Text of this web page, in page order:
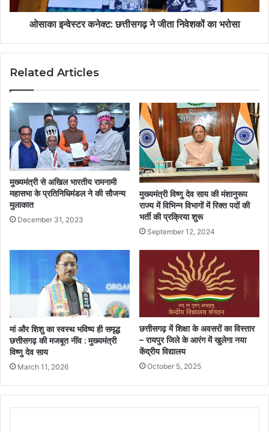
ओसाका इन्वेस्टर कनेक्ट: छत्तीसगढ़ ने जीता निवेशकों का भरोसा
Related Articles
मुख्यमंत्री से अखिल भारतीय रामनामी
महासभा के प्रतिनिधिमंडल ने की सौजन्य
मुलाकात
December 31, 2023
मुख्यमंत्री विष्णु देव साय की मंशानुरूप
राज्य में विभिन्न विभागों में रिक्त पदों की
भर्ती की प्रक्रिया शुरू
September 12, 2024
मां और शिशु का स्वस्थ भविष्य ही समृद्ध
छत्तीसगढ़ की मजबूत नींव : मुख्यमंत्री
विष्णु देव साय
March 11, 2026
छत्तीसगढ़ में शिक्षा के अवसरों का विस्तार
– रायपुर जिले के आरंग में खुलेगा नया
केंद्रीय विद्यालय
October 5, 2025